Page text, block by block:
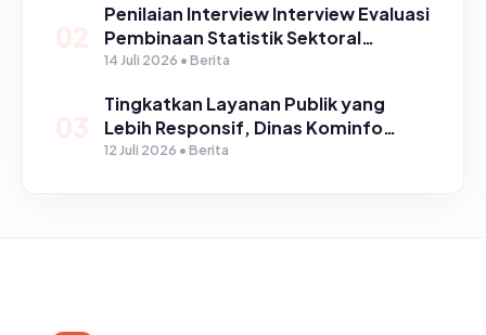
Penilaian Interview Interview Evaluasi
Pembinaan Statistik Sektoral
Kabupaten Pasuruan
14 Juli 2026 • Berita
Tingkatkan Layanan Publik yang
Lebih Responsif, Dinas Kominfo
Gelar Sosialisasi SP4N Lapor di
12 Juli 2026 • Berita